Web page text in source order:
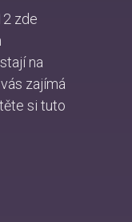
zde
na
zajímá
si tuto